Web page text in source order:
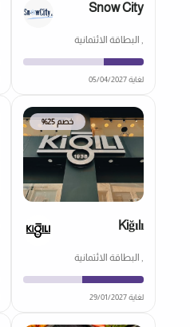
Snow City
, البطاقة الائتمانية
لغاية 05/04/2027
خصم 25%
Kiğılı
, البطاقة الائتمانية
لغاية 29/01/2027